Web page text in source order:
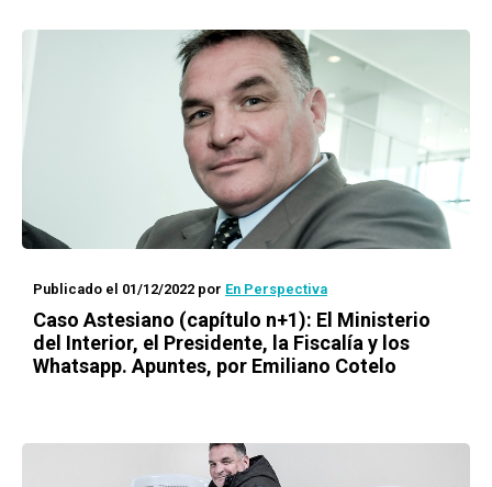
Publicado el 01/12/2022 por En Perspectiva
Caso Astesiano (capítulo n+1): El Ministerio
del Interior, el Presidente, la Fiscalía y los
Whatsapp. Apuntes, por Emiliano Cotelo